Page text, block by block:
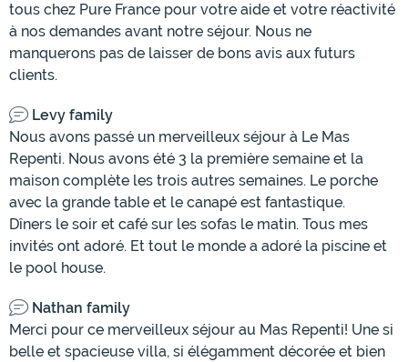
tous chez Pure France pour votre aide et votre réactivité
à nos demandes avant notre séjour. Nous ne
manquerons pas de laisser de bons avis aux futurs
clients.
Levy family
Nous avons passé un merveilleux séjour à Le Mas
Repenti. Nous avons été 3 la première semaine et la
maison complète les trois autres semaines. Le porche
avec la grande table et le canapé est fantastique.
Dîners le soir et café sur les sofas le matin. Tous mes
invités ont adoré. Et tout le monde a adoré la piscine et
le pool house.
Nathan family
Merci pour ce merveilleux séjour au Mas Repenti! Une si
belle et spacieuse villa, si élégamment décorée et bien